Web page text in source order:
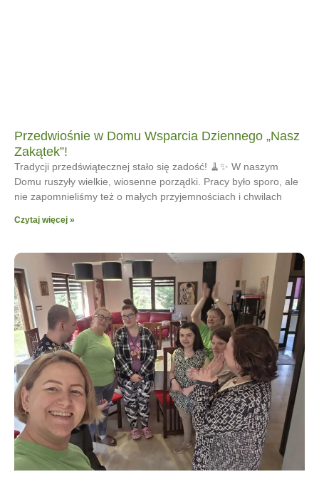
Przedwiośnie w Domu Wsparcia Dziennego „Nasz
Zakątek”!
Tradycji przedświątecznej stało się zadość! 🧹✨ W naszym
Domu ruszyły wielkie, wiosenne porządki. Pracy było sporo, ale
nie zapomnieliśmy też o małych przyjemnościach i chwilach
Czytaj więcej »